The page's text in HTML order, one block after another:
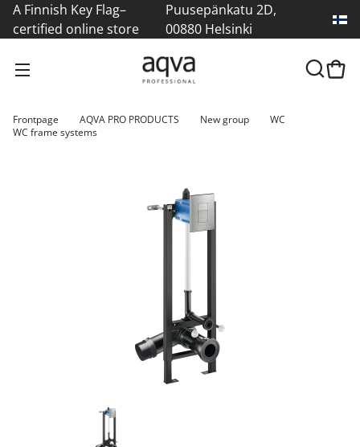
A Finnish Key Flag–
certified online store
Puusepänkatu 2D,
00880 Helsinki
Frontpage AQVA PRO PRODUCTS New group
WC
WC frame systems